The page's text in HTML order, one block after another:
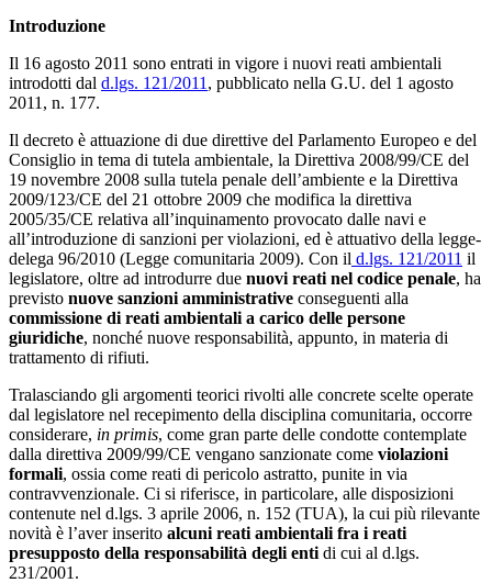
Introduzione
Il 16 agosto 2011 sono entrati in vigore i nuovi reati ambientali
introdotti dal d.lgs. 121/2011 , pubblicato nella G.U. del 1 agosto
2011, n. 177.
Il decreto è attuazione di due direttive del Parlamento Europeo e del
Consiglio in tema di tutela ambientale, la Direttiva 2008/99/CE del
19 novembre 2008 sulla tutela penale dell’ambiente e la Direttiva
2009/123/CE del 21 ottobre 2009 che modifica la direttiva
2005/35/CE relativa all’inquinamento provocato dalle navi e
all’introduzione di sanzioni per violazioni, ed è attuativo della legge-
delega 96/2010 (Legge comunitaria 2009). Con il d.lgs. 121/2011 il
legislatore, oltre ad introdurre due nuovi reati nel codice penale, ha
previsto nuove sanzioni amministrative conseguenti alla
commissione di reati ambientali a carico delle persone
giuridiche, nonché nuove responsabilità, appunto, in materia di
trattamento di rifiuti.
Tralasciando gli argomenti teorici rivolti alle concrete scelte operate
dal legislatore nel recepimento della disciplina comunitaria, occorre
considerare, in primis, come gran parte delle condotte contemplate
dalla direttiva 2009/99/CE vengano sanzionate come violazioni
formali, ossia come reati di pericolo astratto, punite in via
contravvenzionale. Ci si riferisce, in particolare, alle disposizioni
contenute nel d.lgs. 3 aprile 2006, n. 152 (TUA), la cui più rilevante
novità è l’aver inserito alcuni reati ambientali fra i reati
presupposto della responsabilità degli enti di cui al d.lgs.
231/2001.